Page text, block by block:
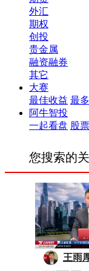
外汇
期权
创投
贵金属
融资融券
其它
大赛
最佳收益 最
阿牛智投
一起看盘 股票
您搜索的
王雨